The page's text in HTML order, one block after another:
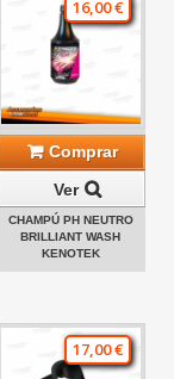
16,00 €
Comprar
Ver
CHAMPÚ PH NEUTRO
BRILLIANT WASH
KENOTEK
17,00 €